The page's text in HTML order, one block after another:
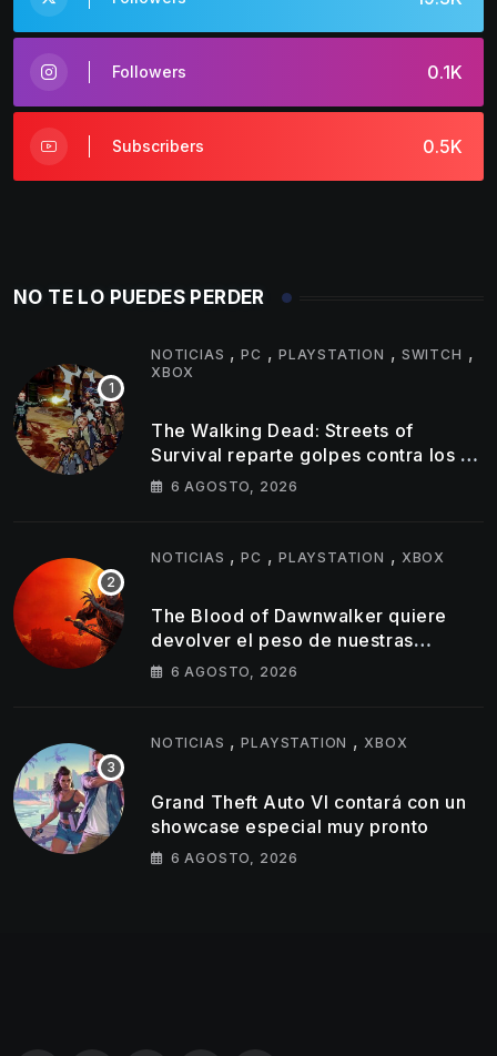
0.1K
Followers
0.5K
Subscribers
NO TE LO PUEDES PERDER
NOTICIAS ,PC ,PLAYSTATION , SWITCH ,
XBOX
The Walking Dead: Streets of
Survival reparte golpes contra los no
muertos en su nuevo tráiler
6 AGOSTO, 2026
NOTICIAS ,PC ,PLAYSTATION , XBOX
The Blood of Dawnwalker quiere
devolver el peso de nuestras
decisiones a los RPG de mundo
6 AGOSTO, 2026
NOTICIAS ,PLAYSTATION ,XBOX
Grand Theft Auto VI contará con un
showcase especial muy pronto
6 AGOSTO, 2026